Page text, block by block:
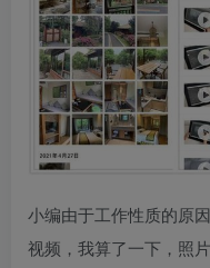
小编由于工作性质的原
视频，我算了一下，照